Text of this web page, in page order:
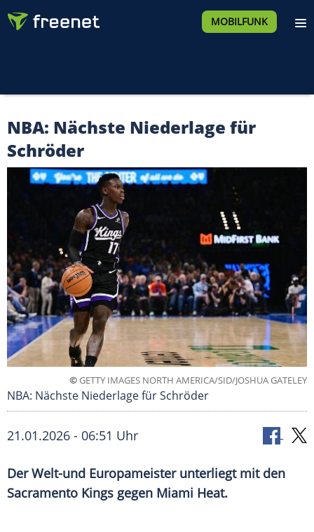
MOBILFUNK
NBA: Nächste Niederlage für
Schröder
©GETTY IMAGES NORTH AMERICA/SID/JOSHUA GATELEY
NBA: Nächste Niederlage für Schröder
21.01.2026 - 06:51 Uhr
Der Welt-und Europameister unterliegt mit den
Sacramento Kings gegen Miami Heat.